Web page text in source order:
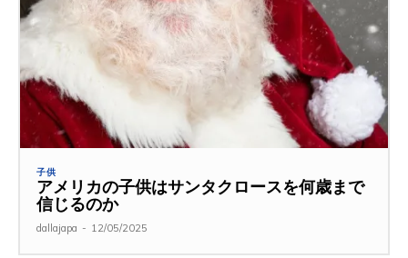
子供
アメリカの子供はサンタクロースを何歳まで
信じるのか
dallajapa - 12/05/2025